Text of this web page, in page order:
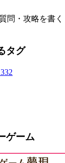
問・攻略を書く
タグ
332
ゲーム